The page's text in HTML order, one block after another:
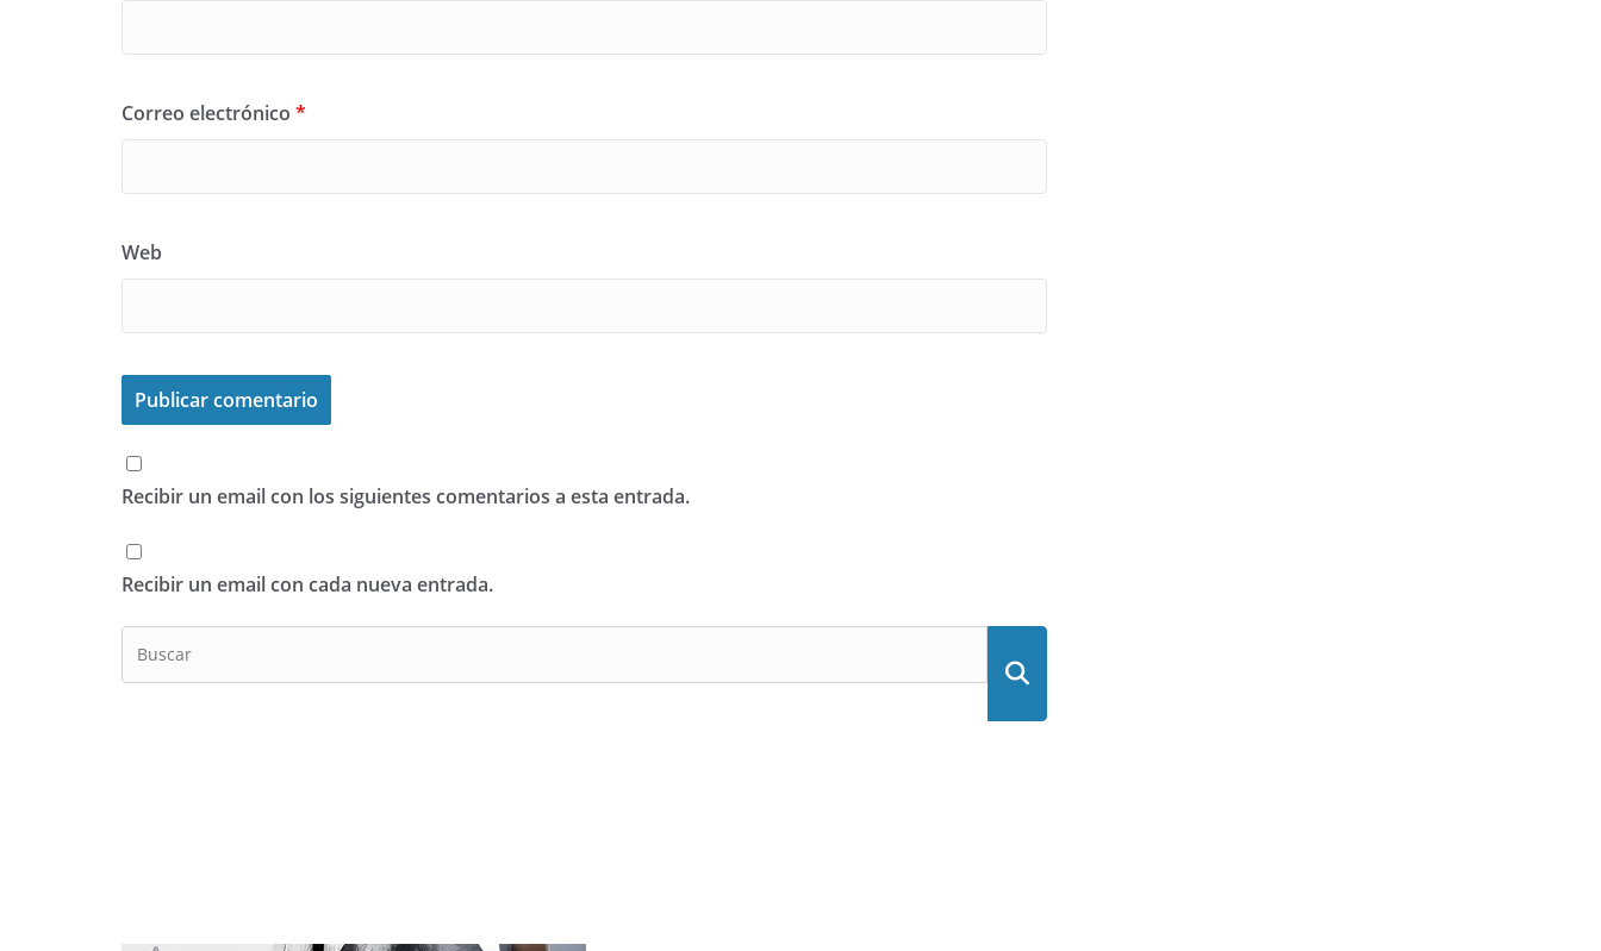
Correo electrónico *
Web
Recibir un email con los siguientes comentarios a esta entrada.
Recibir un email con cada nueva entrada.